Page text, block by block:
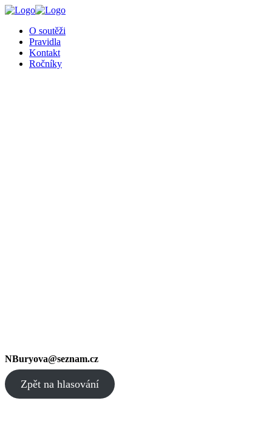
O soutěži
Pravidla
Kontakt
Ročníky
NBuryova@seznam.cz
Zpět na hlasování